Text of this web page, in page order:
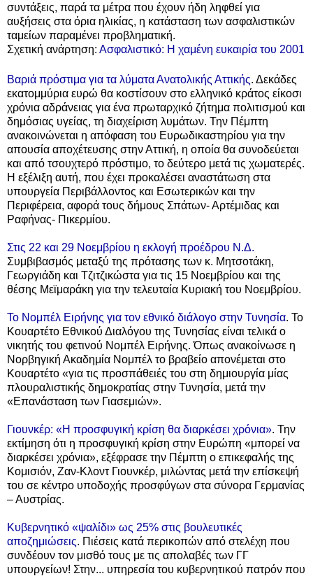
συντάξεις, παρά τα μέτρα που έχουν ήδη ληφθεί για
αυξήσεις στα όρια ηλικίας, η κατάσταση των ασφαλιστικών
ταμείων παραμένει προβληματική.
Σχετική ανάρτηση: Ασφαλιστικό: Η χαμένη ευκαιρία του 2001
Βαριά πρόστιμα για τα λύματα Ανατολικής Αττικής. Δεκάδες
εκατομμύρια ευρώ θα κοστίσουν στο ελληνικό κράτος είκοσι
χρόνια αδράνειας για ένα πρωταρχικό ζήτημα πολιτισμού και
δημόσιας υγείας, τη διαχείριση λυμάτων. Την Πέμπτη
ανακοινώνεται η απόφαση του Ευρωδικαστηρίου για την
απουσία αποχέτευσης στην Αττική, η οποία θα συνοδεύεται
και από τσουχτερό πρόστιμο, το δεύτερο μετά τις χωματερές.
Η εξέλιξη αυτή, που έχει προκαλέσει αναστάτωση στα
υπουργεία Περιβάλλοντος και Εσωτερικών και την
Περιφέρεια, αφορά τους δήμους Σπάτων- Αρτέμιδας και
Ραφήνας- Πικερμίου.
Στις 22 και 29 Νοεμβρίου η εκλογή προέδρου Ν.Δ.
Συμβιβασμός μεταξύ της πρότασης των κ. Μητσοτάκη,
Γεωργιάδη και Τζιτζικώστα για τις 15 Νοεμβρίου και της
θέσης Μεϊμαράκη για την τελευταία Κυριακή του Νοεμβρίου.
Το Νομπέλ Ειρήνης για τον εθνικό διάλογο στην Τυνησία. Το
Κουαρτέτο Εθνικού Διαλόγου της Τυνησίας είναι τελικά ο
νικητής του φετινού Νομπέλ Ειρήνης. Όπως ανακοίνωσε η
Νορβηγική Ακαδημία Νομπέλ το βραβείο απονέμεται στο
Κουαρτέτο «για τις προσπάθειές του στη δημιουργία μίας
πλουραλιστικής δημοκρατίας στην Τυνησία, μετά την
«Επανάσταση των Γιασεμιών».
Γιουνκέρ: «Η προσφυγική κρίση θα διαρκέσει χρόνια». Την
εκτίμηση ότι η προσφυγική κρίση στην Ευρώπη «μπορεί να
διαρκέσει χρόνια», εξέφρασε την Πέμπτη ο επικεφαλής της
Κομισιόν, Ζαν-Κλοντ Γιουνκέρ, μιλώντας μετά την επίσκεψή
του σε κέντρο υποδοχής προσφύγων στα σύνορα Γερμανίας
– Αυστρίας.
Κυβερνητικό «ψαλίδι» ως 25% στις βουλευτικές
αποζημιώσεις. Πιέσεις κατά περικοπών από στελέχη που
συνδέουν τον μισθό τους με τις απολαβές των ΓΓ
υπουργείων! Στην... υπηρεσία του κυβερνητικού πατρόν που